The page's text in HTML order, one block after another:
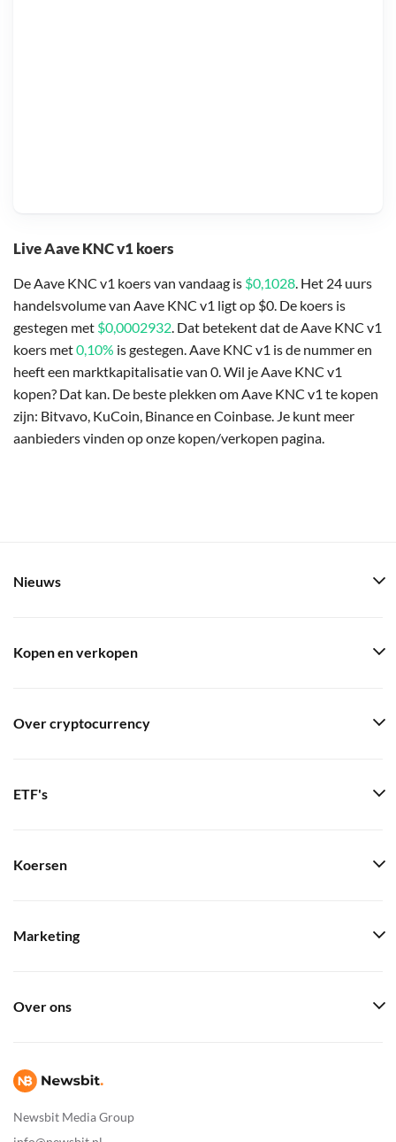
Live Aave KNC v1 koers
De Aave KNC v1 koers van vandaag is $0,1028. Het 24 uurs
handelsvolume van Aave KNC v1 ligt op $0. De koers is
gestegen met $0,0002932. Dat betekent dat de Aave KNC v1
koers met0,10% is gestegen. Aave KNC v1 is de nummer en
heeft een marktkapitalisatie van 0. Wil je Aave KNC v1
kopen? Dat kan. De beste plekken om Aave KNC v1 te kopen
zijn: Bitvavo, KuCoin, Binance en Coinbase. Je kunt meer
aanbieders vinden op onze kopen/verkopen pagina.
Newsbit Media Group
Nieuws
Kopen en verkopen
Over cryptocurrency
ETF's
Koersen
Marketing
Over ons